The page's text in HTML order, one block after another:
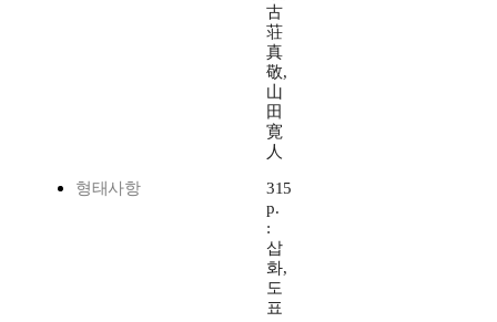
古
荘
真
敬,
山
田
寛
人
형태사항
315
p.
:
삽
화,
도
표